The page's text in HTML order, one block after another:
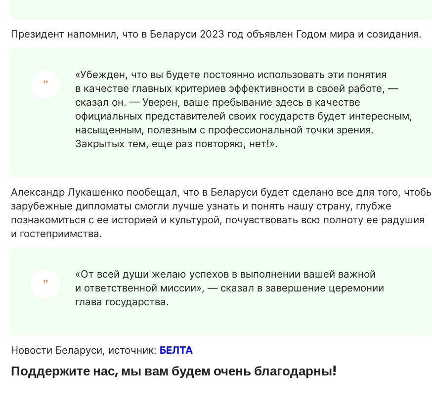
Президент напомнил, что в Беларуси 2023 год объявлен Годом мира и созидания.
«Убежден, что вы будете постоянно использовать эти понятия
в качестве главных критериев эффективности в своей работе, —
сказал он. — Уверен, ваше пребывание здесь в качестве
официальных представителей своих государств будет интересным,
насыщенным, полезным с профессиональной точки зрения.
Закрытых тем, еще раз повторяю, нет!».
Александр Лукашенко пообещал, что в Беларуси будет сделано все для того,
зарубежные дипломаты смогли лучше узнать и понять нашу страну, глубже
познакомиться с ее историей и культурой, почувствовать всю полноту ее радушия
и гостеприимства.
«От всей души желаю успехов в выполнении вашей важной
и ответственной миссии», — сказал в завершение церемонии
глава государства.
Новости Беларуси, источник: БЕЛТА
Поддержите нас, мы вам будем очень благодарны!